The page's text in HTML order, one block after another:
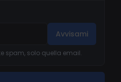
Avvisami
spam, solo quella email.